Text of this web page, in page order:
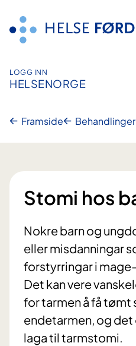
innhald
LOGG INN
HELSENORGE
Framside Behandlinger
Stomi hos
Nokre barn og
eller misdanningar
forstyrringar i
Det kan vere
for tarmen å få tømt
endetarmen, og det
laga til tarmstomi.